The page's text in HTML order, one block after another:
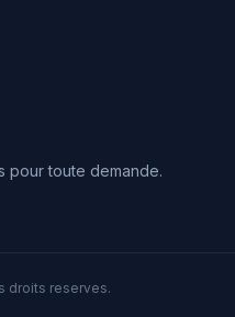
pour toute demande.
droits reserves.